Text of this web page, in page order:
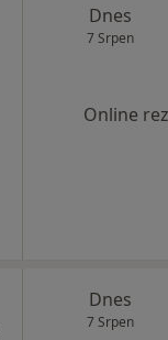
Dnes
7 Srpen
Online
Dnes
7 Srpen